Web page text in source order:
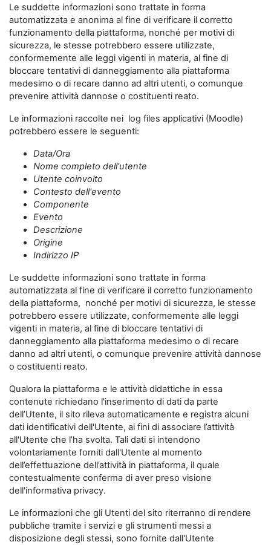
Le suddette informazioni sono trattate in forma
automatizzata e anonima al fine di verificare il corretto
funzionamento della piattaforma, nonché per motivi di
sicurezza, le stesse potrebbero essere utilizzate,
conformemente alle leggi vigenti in materia, al fine di
bloccare tentativi di danneggiamento alla piattaforma
medesimo o di recare danno ad altri utenti, o comunque
prevenire attività dannose o costituenti reato.
Le informazioni raccolte nei log files applicativi (Moodle)
potrebbero essere le seguenti:
Data/Ora
Nome completo dell'utente
Utente coinvolto
Contesto dell'evento
Componente
Evento
Descrizione
Origine
Indirizzo IP
Le suddette informazioni sono trattate in forma
automatizzata al fine di verificare il corretto funzionamento
della piattaforma, nonché per motivi di sicurezza, le stesse
potrebbero essere utilizzate, conformemente alle leggi
vigenti in materia, al fine di bloccare tentativi di
danneggiamento alla piattaforma medesimo o di recare
danno ad altri utenti, o comunque prevenire attività dannose
o costituenti reato.
Qualora la piattaforma e le attività didattiche in essa
contenute richiedano l'inserimento di dati da parte
dell’Utente, il sito rileva automaticamente e registra alcuni
dati identificativi dell'Utente, ai fini di associare l’attività
all'Utente che l’ha svolta. Tali dati si intendono
volontariamente forniti dall'Utente al momento
dell’effettuazione dell’attività in piattaforma, il quale
contestualmente conferma di aver preso visione
dell'informativa privacy.
Le informazioni che gli Utenti del sito riterranno di rendere
pubbliche tramite i servizi e gli strumenti messi a
disposizione degli stessi, sono fornite dall'Utente